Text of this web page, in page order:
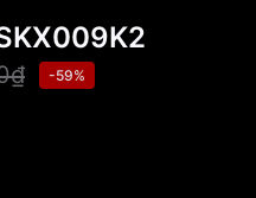
-59%